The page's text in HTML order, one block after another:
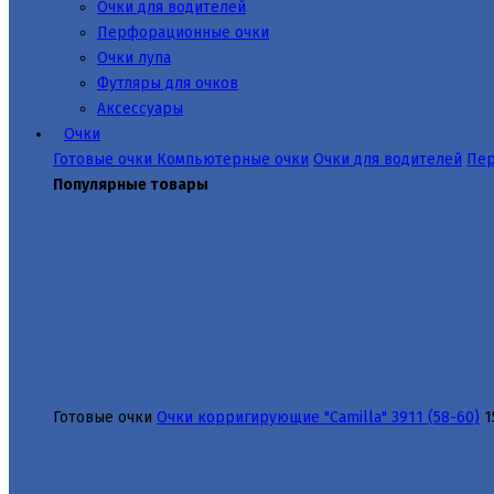
Очки для водителей
Перфорационные очки
Очки лупа
Футляры для очков
Аксессуары
Очки
Готовые очки Компьютерные очки Очки для водителей
Популярные товары
Готовые очки Очки корригирующие "Camilla" 3911 (58-60)